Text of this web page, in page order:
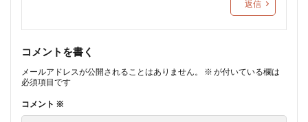
返信
コメントを書く
メールアドレスが公開されることはありません。 ※ が付いている欄は
必須項目です
コメント ※